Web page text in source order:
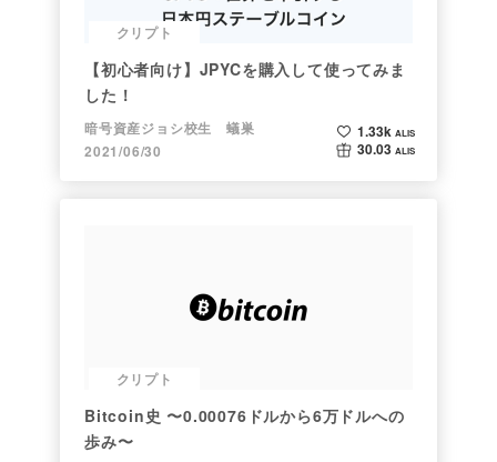
クリプト
【初心者向け】JPYCを購入して使ってみま
した！
暗号資産ジョシ校生 蟻巣
2021/06/30
1.33k ALIS
30.03 ALIS
クリプト
Bitcoin史 〜0.00076ドルから6万ドルへの
歩み〜